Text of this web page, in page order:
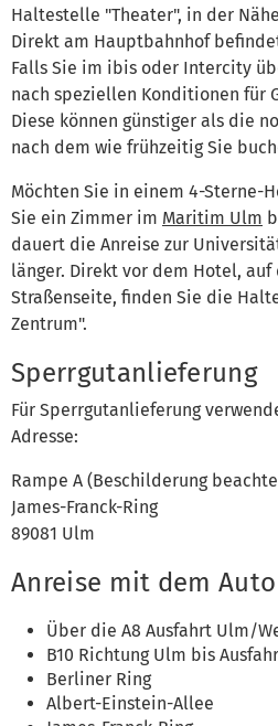
Haltestelle "Theater", in der
Direkt am Hauptbahnhof
Falls Sie im ibis oder Intercity
nach speziellen Konditionen für
Diese können günstiger als die
nach dem wie frühzeitig Sie
Möchten Sie in einem 4-Sterne-
Sie ein Zimmer im Maritim Ulm
dauert die Anreise zur
länger. Direkt vor dem Hotel,
Straßenseite, finden Sie die
Zentrum".
Sperrgutanlieferung
Für Sperrgutanlieferung
Adresse:
Rampe A (Beschilderung
James-Franck-Ring
89081 Ulm
Anreise mit dem Auto
Über die A8 Ausfahrt Ulm/
B10 Richtung Ulm bis
Berliner Ring
Albert-Einstein-Allee